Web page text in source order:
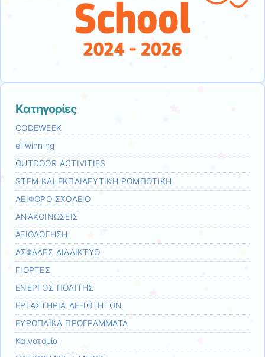
Kατηγορίες
CODEWEEK
eTwinning
OUTDOOR ACTIVITIES
STEM ΚΑΙ ΕΚΠΑΙΔΕΥΤΙΚΗ ΡΟΜΠΟΤΙΚΗ
ΑΕΙΦΟΡΟ ΣΧΟΛΕΙΟ
ΑΝΑΚΟΙΝΩΣΕΙΣ
ΑΞΙΟΛΟΓΗΣΗ
ΑΣΦΑΛΕΣ ΔΙΑΔΙΚΤΥΟ
ΓΙΟΡΤΕΣ
ΕΝΕΡΓΟΣ ΠΟΛΙΤΗΣ
ΕΡΓΑΣΤΗΡΙΑ ΔΕΞΙΟΤΗΤΩΝ
ΕΥΡΩΠΑΪΚΑ ΠΡΟΓΡΑΜΜΑΤΑ
Καινοτομία